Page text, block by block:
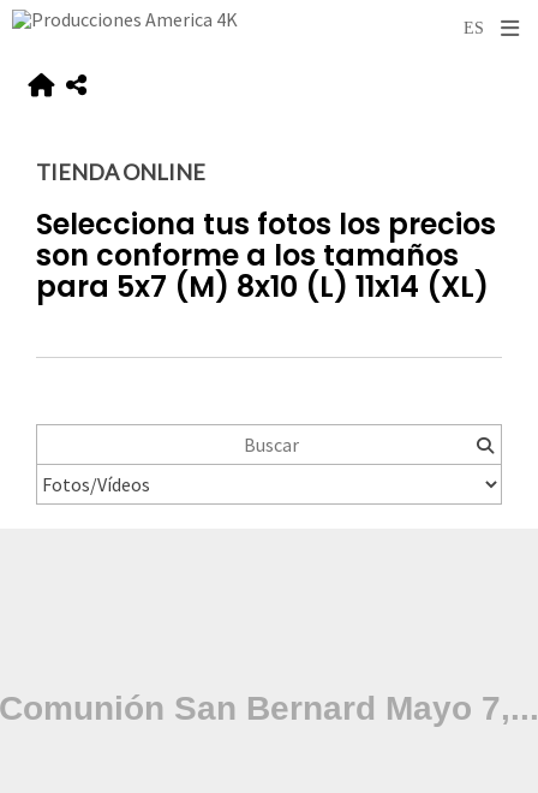
TIENDA ONLINE
Selecciona tus fotos los precios
son conforme a los tamaños
para 5x7 (M) 8x10 (L) 11x14 (XL)